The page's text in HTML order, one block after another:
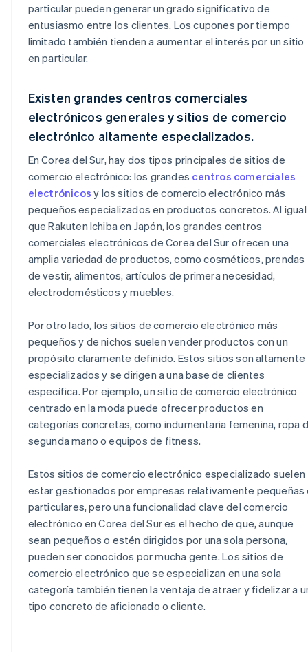
particular pueden generar un grado significativo de
entusiasmo entre los clientes. Los cupones por tiempo
limitado también tienden a aumentar el interés por un sitio
en particular.
Existen grandes centros comerciales
electrónicos generales y sitios de comercio
electrónico altamente especializados.
En Corea del Sur, hay dos tipos principales de sitios de
comercio electrónico: los grandes centros comerciales
electrónicos y los sitios de comercio electrónico más
pequeños especializados en productos concretos. Al igual
que Rakuten Ichiba en Japón, los grandes centros
comerciales electrónicos de Corea del Sur ofrecen una
amplia variedad de productos, como cosméticos, prendas
de vestir, alimentos, artículos de primera necesidad,
electrodomésticos y muebles.
Por otro lado, los sitios de comercio electrónico más
pequeños y de nichos suelen vender productos con un
propósito claramente definido. Estos sitios son altamente
especializados y se dirigen a una base de clientes
específica. Por ejemplo, un sitio de comercio electrónico
centrado en la moda puede ofrecer productos en
categorías concretas, como indumentaria femenina, ropa
segunda mano o equipos de fitness.
Estos sitios de comercio electrónico especializado suelen
estar gestionados por empresas relativamente pequeñas
particulares, pero una funcionalidad clave del comercio
electrónico en Corea del Sur es el hecho de que, aunque
sean pequeños o estén dirigidos por una sola persona,
pueden ser conocidos por mucha gente. Los sitios de
comercio electrónico que se especializan en una sola
categoría también tienen la ventaja de atraer y fidelizar a
tipo concreto de aficionado o cliente.